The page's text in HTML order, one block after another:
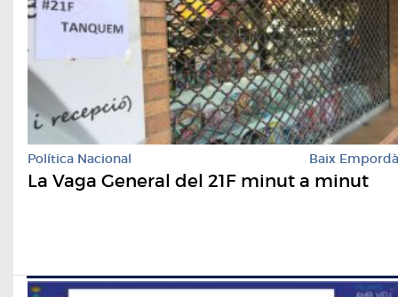
Política Nacional Baix Empordà
La Vaga General del 21F minut a minut